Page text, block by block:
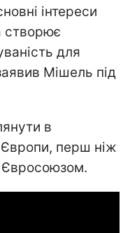
інтереси
створює
для
Мішель під
в
Європи, перш ніж
Євросоюзом.